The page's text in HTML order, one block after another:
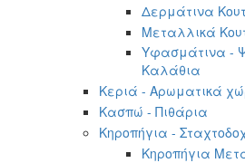
Δερμάτινα
Μεταλλικά
Υφασμάτινα -
Καλάθια
Κεριά - Αρωματικά
Κασπώ - Πιθάρια
Κηροπήγια -
Κηροπήγια